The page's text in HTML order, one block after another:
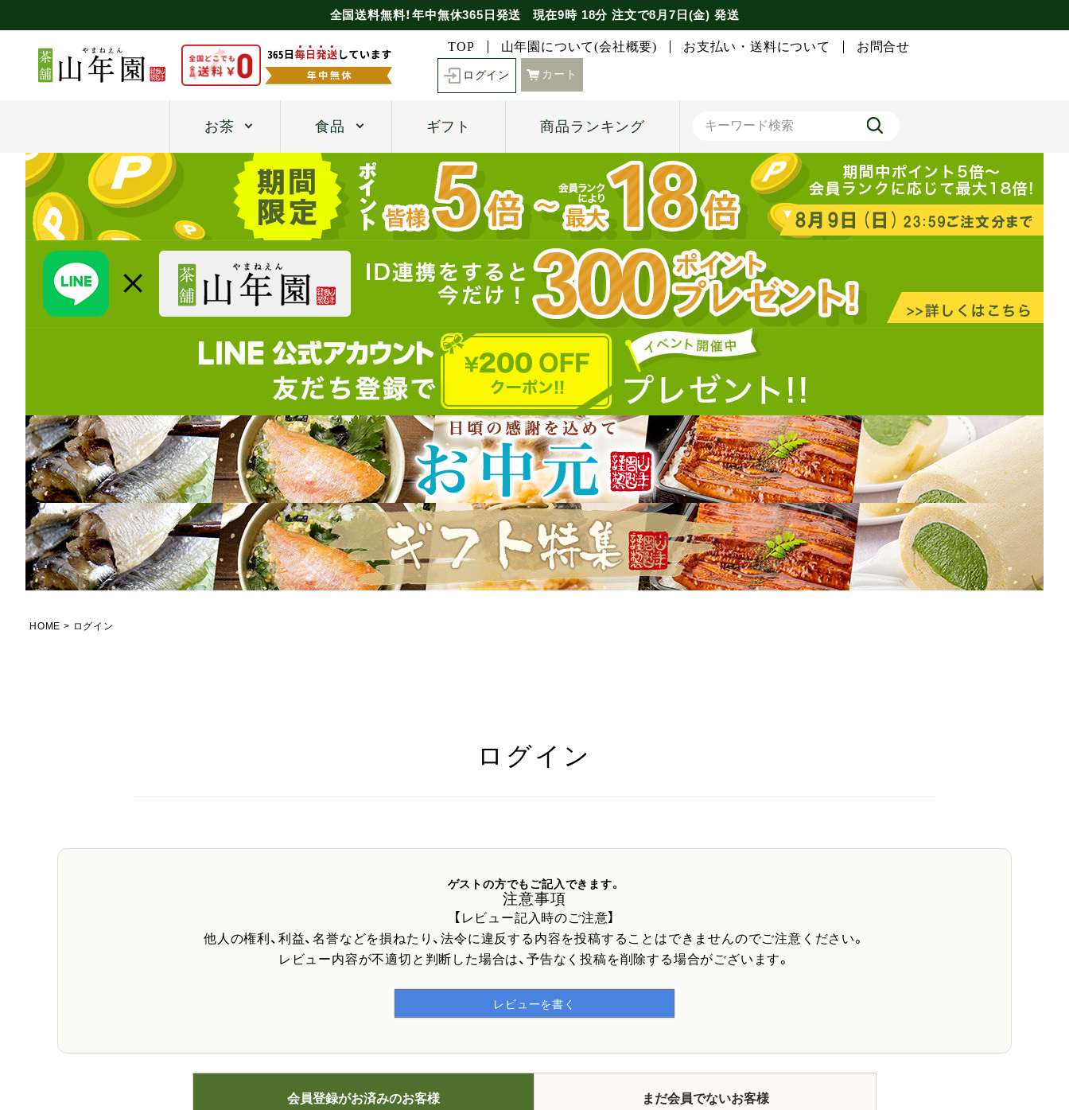
全国送料無料！年中無休365日発送 現在9時 18分 注文で8月7日(金) 発送
TOP 山年園について(会社概要) お支払い・送料について お問合せ
ログイン カート
お茶 食品 ギフト 商品ランキング
HOME ログイン
ログイン
ゲストの方でもご記入できます。
注意事項
【レビュー記入時のご注意】
他人の権利、利益、名誉などを損ねたり、法令に違反する内容を投稿することはできませんのでご注意ください。
レビュー内容が不適切と判断した場合は、予告なく投稿を削除する場合がございます。
レビューを書く
会員登録がお済みのお客様 まだ会員でないお客様